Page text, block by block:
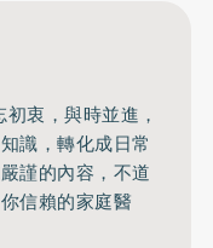
衷，與時並進，
識，轉化成日常
謹的內容， 不道
信賴的家庭醫